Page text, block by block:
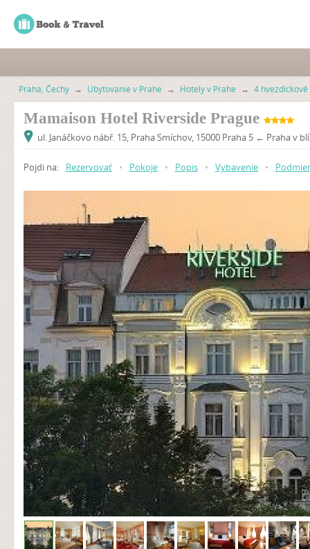
Praha, Čechy → Ubytovanie v Prahe → Hotely v Prahe → 4
Mamaison Hotel Riverside Prague
ul. Janáčkovo nábř. 15, Praha Smíchov, 15000 Praha 5 ← Praha v
Pojdi na: Rezervovať • Pokoje • Popis • Vybavenie •